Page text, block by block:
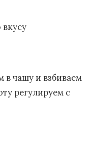
в чашу и взбиваем
регулируем с